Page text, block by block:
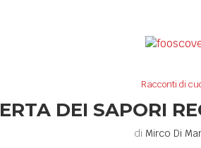
Racconti di
DEI SAPORI
di Mirco Di